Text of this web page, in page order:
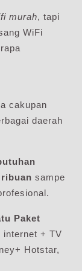
murah, tapi
WiFi
cakupan
daerah
sampe
Paket
internet + TV
Hotstar,